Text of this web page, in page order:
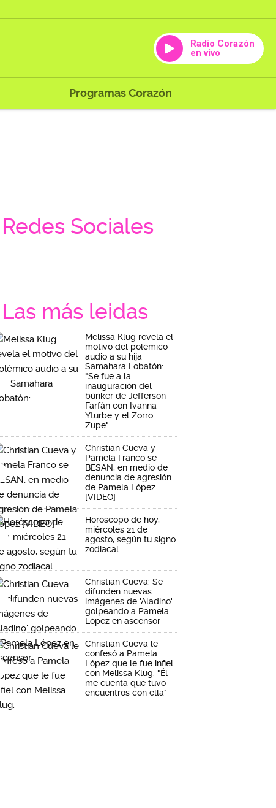
Radio Corazón
en vivo
Programas Corazón
Redes Sociales
Las más leidas
Melissa Klug revela el
motivo del polémico
audio a su hija
Samahara Lobatón:
"Se fue a la
inauguración del
búnker de Jefferson
Farfán con Ivanna
Yturbe y el Zorro
Zupe"
Christian Cueva y
Pamela Franco se
BESAN, en medio de
denuncia de agresión
de Pamela López
[VIDEO]
Horóscopo de hoy,
miércoles 21 de
agosto, según tu signo
zodiacal
Christian Cueva: Se
difunden nuevas
imágenes de 'Aladino'
golpeando a Pamela
López en ascensor
Christian Cueva le
confesó a Pamela
López que le fue infiel
con Melissa Klug: "Él
me cuenta que tuvo
encuentros con ella"